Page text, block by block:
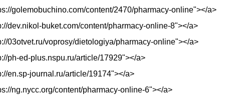
golemobuchino.com/content/2470/pharmacy-online"></a>
dev.nikol-buket.com/content/pharmacy-online-8"></a>
03otvet.ru/voprosy/dietologiya/pharmacy-online"></a>
ph-ed-plus.nspu.ru/article/17929"></a>
en.sp-journal.ru/article/19174"></a>
ng.nycc.org/content/pharmacy-online-6"></a>